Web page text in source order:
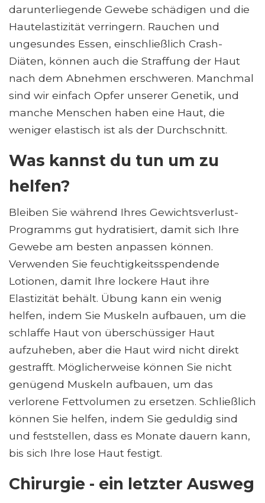
darunterliegende Gewebe schädigen und die
Hautelastizität verringern. Rauchen und
ungesundes Essen, einschließlich Crash-
Diäten, können auch die Straffung der Haut
nach dem Abnehmen erschweren. Manchmal
sind wir einfach Opfer unserer Genetik, und
manche Menschen haben eine Haut, die
weniger elastisch ist als der Durchschnitt.
Was kannst du tun um zu
helfen?
Bleiben Sie während Ihres Gewichtsverlust-
Programms gut hydratisiert, damit sich Ihre
Gewebe am besten anpassen können.
Verwenden Sie feuchtigkeitsspendende
Lotionen, damit Ihre lockere Haut ihre
Elastizität behält. Übung kann ein wenig
helfen, indem Sie Muskeln aufbauen, um die
schlaffe Haut von überschüssiger Haut
aufzuheben, aber die Haut wird nicht direkt
gestrafft. Möglicherweise können Sie nicht
genügend Muskeln aufbauen, um das
verlorene Fettvolumen zu ersetzen. Schließlich
können Sie helfen, indem Sie geduldig sind
und feststellen, dass es Monate dauern kann,
bis sich Ihre lose Haut festigt.
Chirurgie - ein letzter Ausweg